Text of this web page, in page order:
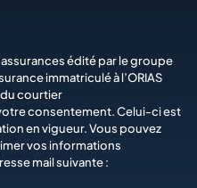
édité par le groupe
immatriculé à l’ORIAS
du courtier
consentement. Celui-ci est
en vigueur. Vous pouvez
vos informations
mail suivante :